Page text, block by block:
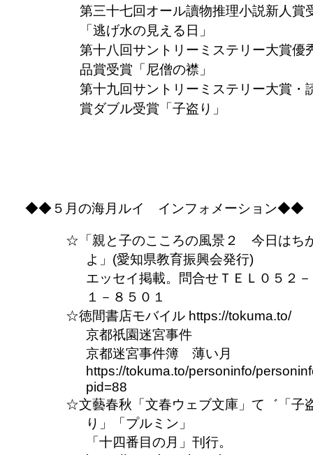
第三十七回オール讀物推理小説新人賞
「逃げ水の見える日」
第十八回サントリーミステリー大賞優
品賞受賞「尼僧の襟」
第十九回サントリーミステリー大賞・
賞ダブル受賞「子盗り」
◆◆５月の海月ルイ インフォメーション◆◆
「親と子のこころの風景２ 今日はち
よ」(愛知県教育振興会発行)
エッセイ掲載。問合せＴＥＬ０５２
１－８５０１
徳間書店モバイル https://tokuma.to/
京都祇園迷宮事件
京都迷宮事件簿 薄い月
https://tokuma.to/personinfo/
pid=88
文藝春秋「文春ウェブ文庫」て゛「子
り」「プルミン」
「十四番目の月」刊行。